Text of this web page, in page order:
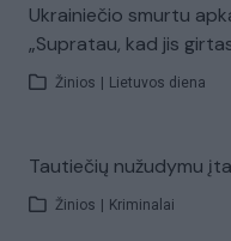
Ukrainiečio smurtu
„Supratau, kad jis
Žinios | Lietuvos diena
Tautiečių nužudymu
Žinios | Kriminalai